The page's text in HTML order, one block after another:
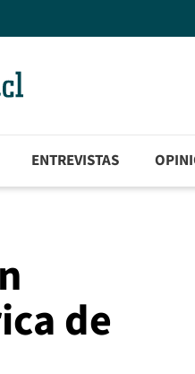
ENTREVISTAS
de